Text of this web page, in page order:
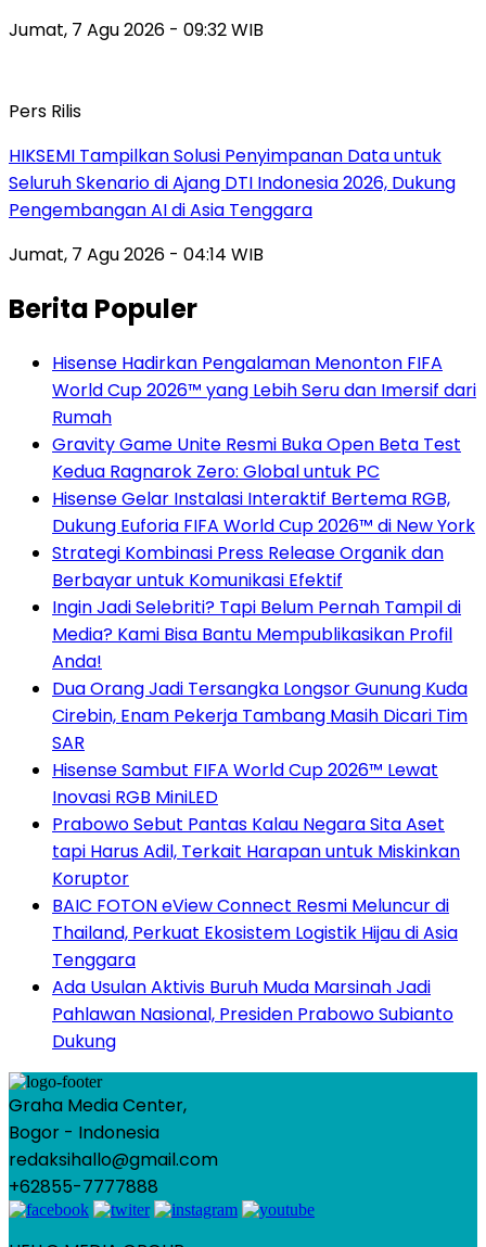
Jumat, 7 Agu 2026 - 09:32 WIB
Pers Rilis
HIKSEMI Tampilkan Solusi Penyimpanan Data untuk
Seluruh Skenario di Ajang DTI Indonesia 2026, Dukung
Pengembangan AI di Asia Tenggara
Jumat, 7 Agu 2026 - 04:14 WIB
Berita Populer
Hisense Hadirkan Pengalaman Menonton FIFA
World Cup 2026™ yang Lebih Seru dan Imersif dari
Rumah
Gravity Game Unite Resmi Buka Open Beta Test
Kedua Ragnarok Zero: Global untuk PC
Hisense Gelar Instalasi Interaktif Bertema RGB,
Dukung Euforia FIFA World Cup 2026™ di New York
Strategi Kombinasi Press Release Organik dan
Berbayar untuk Komunikasi Efektif
Ingin Jadi Selebriti? Tapi Belum Pernah Tampil di
Media? Kami Bisa Bantu Mempublikasikan Profil
Anda!
Dua Orang Jadi Tersangka Longsor Gunung Kuda
Cirebin, Enam Pekerja Tambang Masih Dicari Tim
SAR
Hisense Sambut FIFA World Cup 2026™ Lewat
Inovasi RGB MiniLED
Prabowo Sebut Pantas Kalau Negara Sita Aset
tapi Harus Adil, Terkait Harapan untuk Miskinkan
Koruptor
BAIC FOTON eView Connect Resmi Meluncur di
Thailand, Perkuat Ekosistem Logistik Hijau di Asia
Tenggara
Ada Usulan Aktivis Buruh Muda Marsinah Jadi
Pahlawan Nasional, Presiden Prabowo Subianto
Dukung
Graha Media Center,
Bogor - Indonesia
redaksihallo@gmail.com
+62855-7777888